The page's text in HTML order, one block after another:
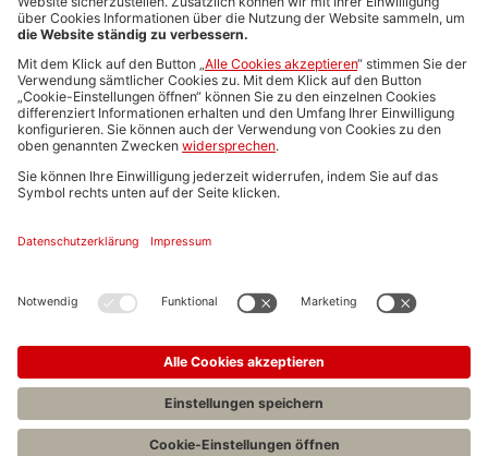
Media-Daten
Newsletteranmeldung
Produktübersicht
ALLGEMEIN
FAQs
Impressum
Stellenangebote C.H.BECK